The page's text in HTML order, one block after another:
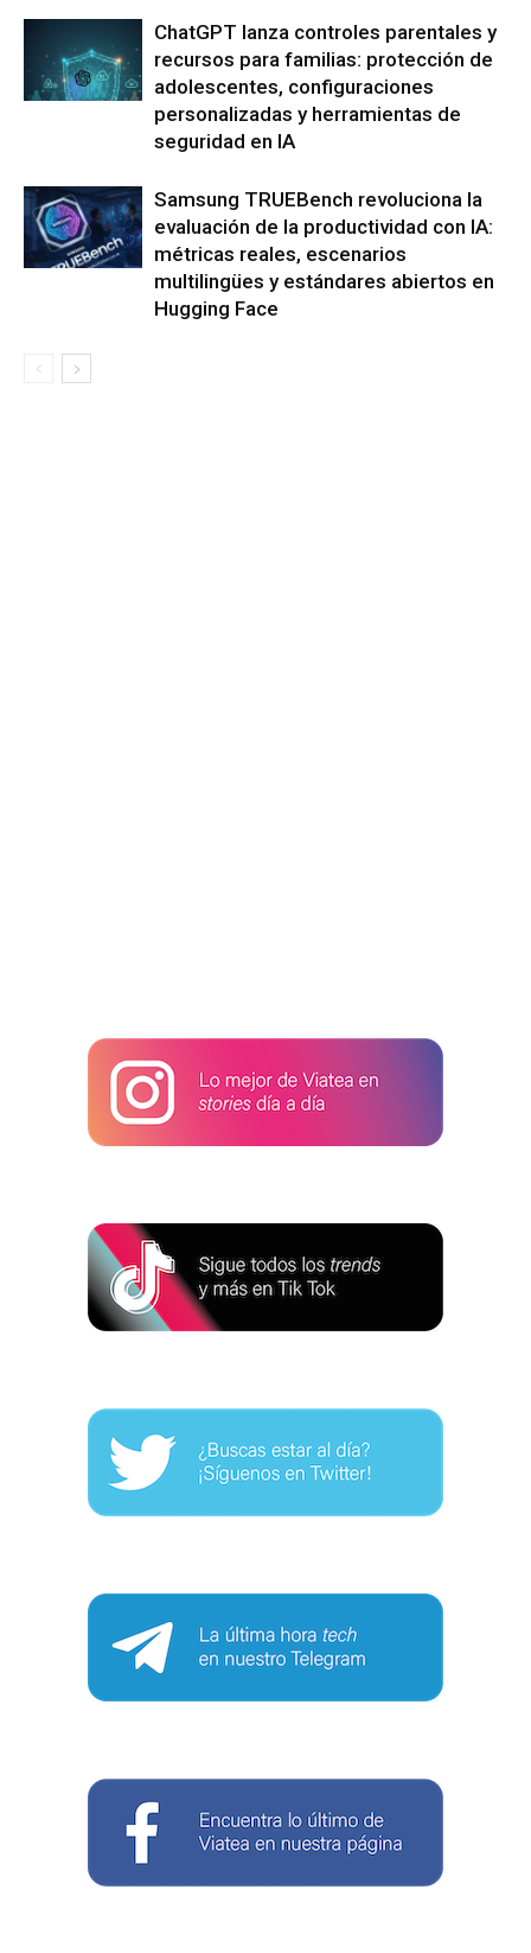
ChatGPT lanza controles parentales y
recursos para familias: protección de
adolescentes, configuraciones
personalizadas y herramientas de
seguridad en IA
Samsung TRUEBench revoluciona la
evaluación de la productividad con IA:
métricas reales, escenarios
multilingües y estándares abiertos en
Hugging Face